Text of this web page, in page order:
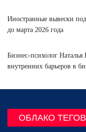
Иностранные вывески
до марта 2026 года
Бизнес-психолог Наталья
внутренних барьеров в
ОБЛАКО ТЕГОВ